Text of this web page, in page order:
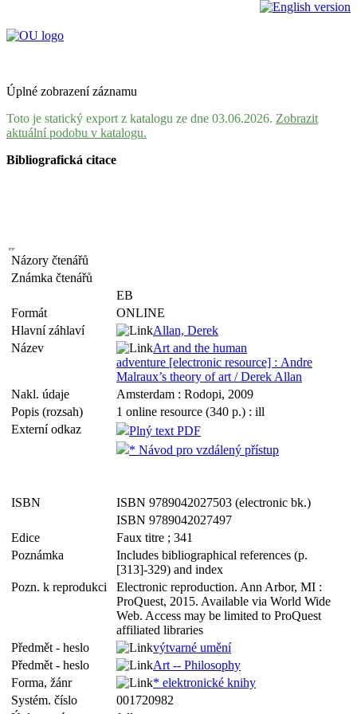
Úplné zobrazení záznamu
Toto je statický export z katalogu ze dne 03.06.2026. Zobrazit
aktuální podobu v katalogu.
Bibliografická citace
Názory čtenářů
Známka čtenářů
EB
Formát
ONLINE
Hlavní záhlaví
Allan, Derek
Název
Art and the human
adventure [electronic resource] : Andre
Malraux’s theory of art / Derek Allan
Nakl. údaje
Amsterdam : Rodopi, 2009
Popis (rozsah)
1 online resource (340 p.) : ill
Externí odkaz
Plný text PDF
* Návod pro vzdálený přístup
ISBN
ISBN 9789042027503 (electronic bk.)
ISBN 9789042027497
Edice
Faux titre ; 341
Poznámka
Includes bibliographical references (p.
[313]-329) and index
Pozn. k reprodukci
Electronic reproduction. Ann Arbor, MI :
ProQuest, 2015. Available via World Wide
Web. Access may be limited to ProQuest
affiliated libraries
Předmět - heslo
výtvarné umění
Předmět - heslo
Art -- Philosophy
Forma, žánr
* elektronické knihy
Systém. číslo
001720982